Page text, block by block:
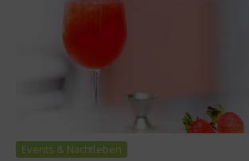
Events & Nachtleben